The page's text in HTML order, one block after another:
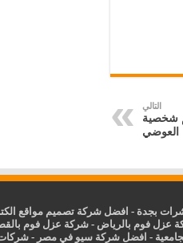
التالي
شخصية
العوضي
بجدة - افضل شركة تصميم مواقع
عزل فوم بالرياض -شركة عزل فوم
- افضل شركة سيو في مصر -